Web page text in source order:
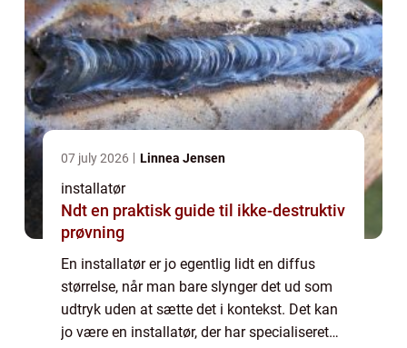
07 july 2026 Linnea Jensen
installatør
Ndt en praktisk guide til ikke-destruktiv
prøvning
En installatør er jo egentlig lidt en diffus
størrelse, når man bare slynger det ud som
udtryk uden at sætte det i kontekst. Det kan
jo være en installatør, der har specialiseret